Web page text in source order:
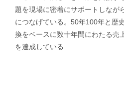
題を現場に密着にサポートしなが
につなげている。50年100年と歴
換をベースに数十年間にわたる売
を達成している